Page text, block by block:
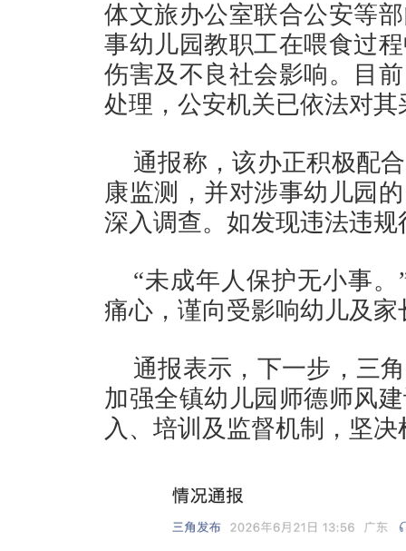
体文旅办公室联合公安等
事幼儿园教职工在喂食过
伤害及不良社会影响。目
处理，公安机关已依法对
通报称，该办正积极配
康监测，并对涉事幼儿园
深入调查。如发现违法违
“未成年人保护无小事
痛心，谨向受影响幼儿及家
通报表示，下一步，三
加强全镇幼儿园师德师风
入、培训及监督机制，坚